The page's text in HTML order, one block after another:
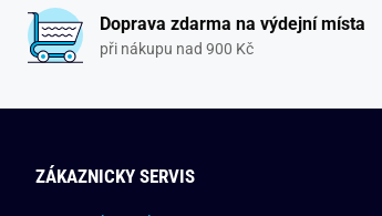
Doprava zdarma na výdejní místa
při nákupu nad 900 Kč
ZÁKAZNICKY SERVIS